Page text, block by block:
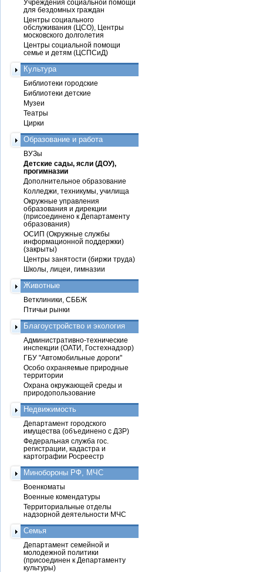
Учреждения социальной помощи
для бездомных граждан
Центры социального
обслуживания (ЦСО), Центры
московского долголетия
Центры социальной помощи
семье и детям (ЦСПСиД)
Культура
Библиотеки городские
Библиотеки детские
Музеи
Театры
Цирки
Образование и работа
ВУЗы
Детские сады, ясли (ДОУ),
прогимназии
Дополнительное образование
Колледжи, техникумы, училища
Окружные управления
образования и дирекции
(присоединено к Департаменту
образования)
ОСИП (Окружные службы
информационной поддержки)
(закрыты)
Центры занятости (биржи труда)
Школы, лицеи, гимназии
Животные
Ветклиники, СББЖ
Птичьи рынки
Благоустройство и экология
Административно-технические
инспекции (ОАТИ, Гостехнадзор)
ГБУ "Автомобильные дороги"
Особо охраняемые природные
территории
Охрана окружающей среды и
природопользование
Недвижимость
Департамент городского
имущества (объединено с ДЗР)
Федеральная служба гос.
регистрации, кадастра и
картографии Росреестр
Минобороны РФ, МЧС
Военкоматы
Военные комендатуры
Территориальные отделы
надзорной деятельности МЧС
Семья
Департамент семейной и
молодежной политики
(присоединен к Департаменту
культуры)